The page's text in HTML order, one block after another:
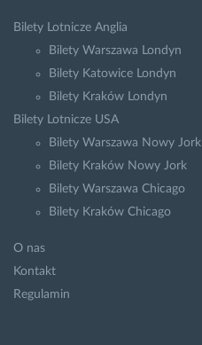
Bilety Lotnicze Anglia
Bilety Warszawa Londyn
Bilety Katowice Londyn
Bilety Kraków Londyn
Bilety Lotnicze USA
Bilety Warszawa Nowy Jork
Bilety Kraków Nowy Jork
Bilety Warszawa Chicago
Bilety Kraków Chicago
O nas
Kontakt
Regulamin